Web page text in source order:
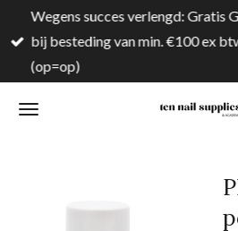
direct
naar
hoofdinhoud
Wegens succes verlengd: Gratis
bij besteding van min. €100 ex
(op=op)